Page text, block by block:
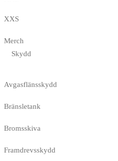
XXS
Merch
Skydd
Avgasflänsskydd
Bränsletank
Bromsskiva
Framdrevsskydd